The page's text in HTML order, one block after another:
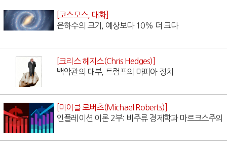
[코스모스, 대화]
은하수의 크기, 예상보다 10% 더 크다
[크리스 헤지스(Chris Hedges)]
백악관의 대부, 트럼프의 마피아 정치
[마이클 로버츠(Michael Roberts)]
인플레이션 이론 2부: 비주류 경제학과 마르크스주의